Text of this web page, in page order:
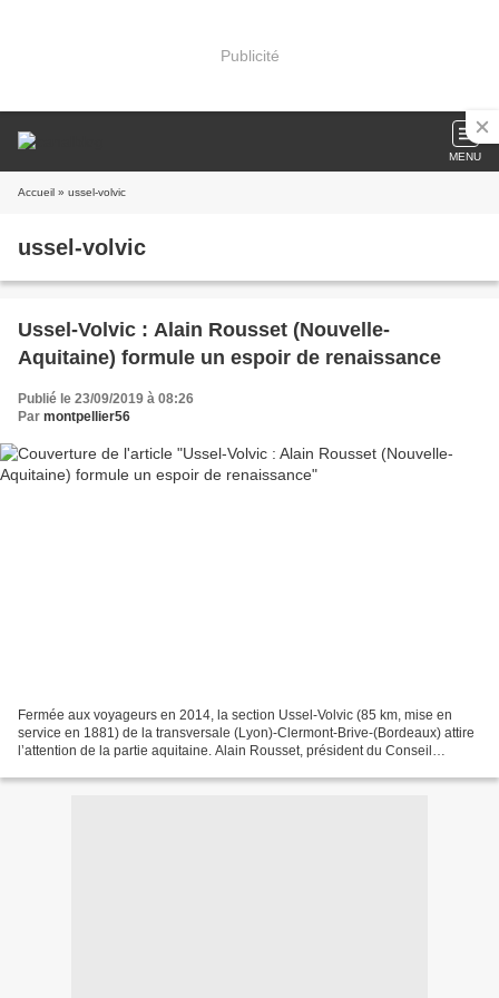
Publicité
MENU
Accueil » ussel-volvic
ussel-volvic
Ussel-Volvic : Alain Rousset (Nouvelle-
Aquitaine) formule un espoir de renaissance
Publié le 23/09/2019 à 08:26
Par montpellier56
Fermée aux voyageurs en 2014, la section Ussel-Volvic (85 km, mise en
service en 1881) de la transversale (Lyon)-Clermont-Brive-(Bordeaux) attire
l’attention de la partie aquitaine. Alain Rousset, président du Conseil